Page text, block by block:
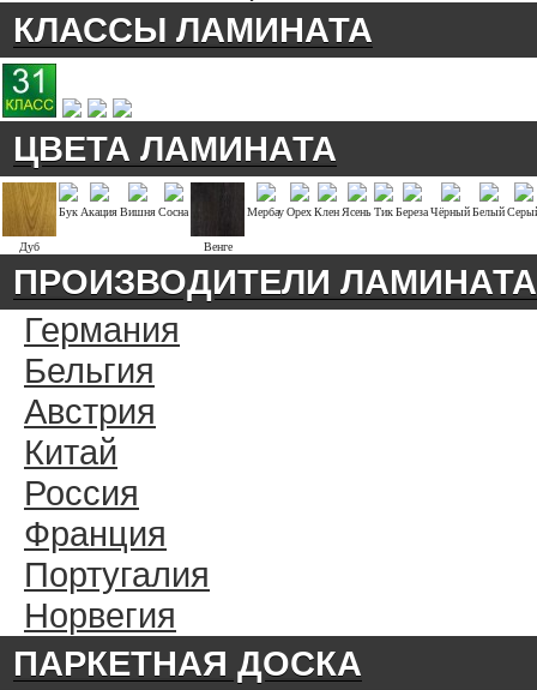
КЛАССЫ ЛАМИНАТА
ЦВЕТА ЛАМИНАТА
Дуб
Бук АкацияВишняСосна
Венге
МербауОрехКлен ЯсеньТикБерезаЧёрныйБелый
ПРОИЗВОДИТЕЛИ ЛАМИНАТА
Германия
Бельгия
Австрия
Китай
Россия
Франция
Португалия
Норвегия
ПАРКЕТНАЯ ДОСКА